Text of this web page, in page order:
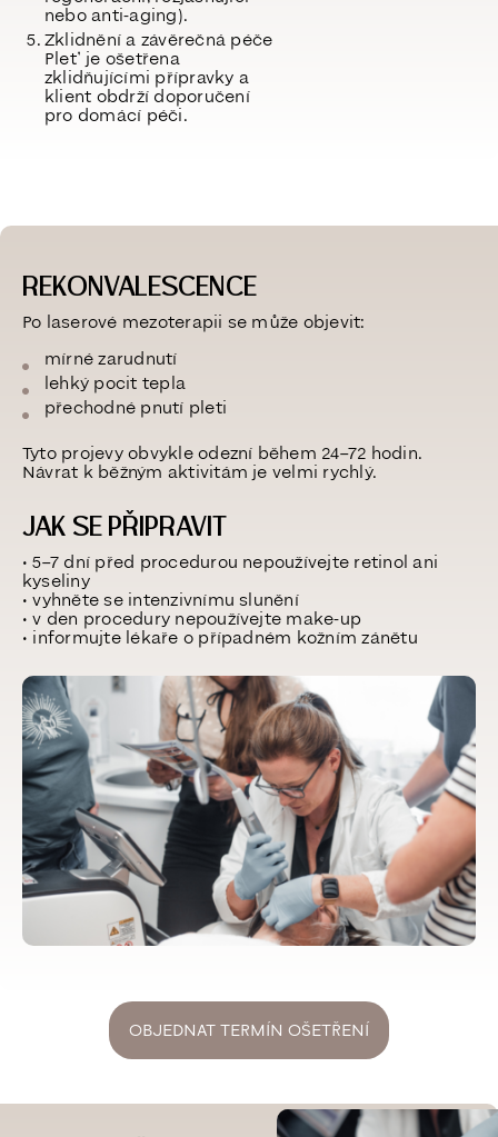
nebo anti-aging).
Zklidnění a závěrečná péče
Pleť je ošetřena
zklidňujícími přípravky a
klient obdrží doporučení
pro domácí péči.
REKONVALESCENCE
Po laserové mezoterapii se může objevit:
mírné zarudnutí
lehký pocit tepla
přechodné pnutí pleti
Tyto projevy obvykle odezní během 24–72 hodin.
Návrat k běžným aktivitám je velmi rychlý.
JAK SE PŘIPRAVIT
• 5–7 dní před procedurou nepoužívejte retinol ani
kyseliny
• vyhněte se intenzivnímu slunění
• v den procedury nepoužívejte make-up
• informujte lékaře o případném kožním zánětu
OBJEDNAT TERMÍN OŠETŘENÍ